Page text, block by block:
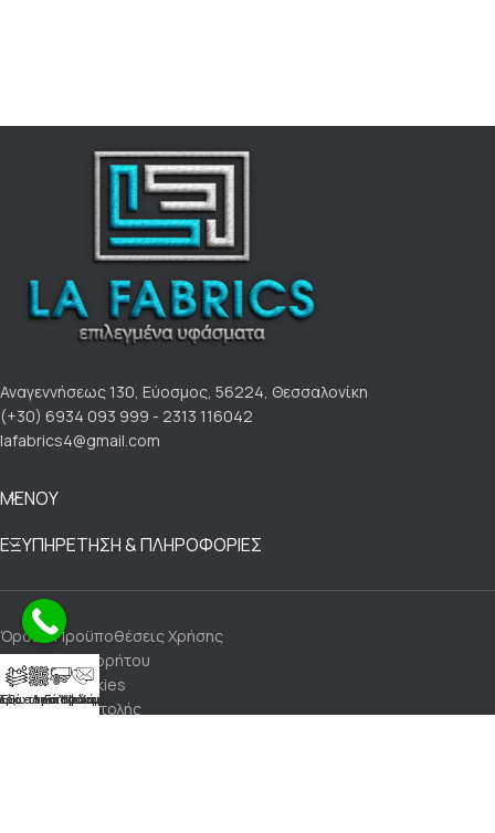
Αναγεννήσεως 130, Εύοσμος, 56224, Θεσσαλονίκη
(+30) 6934 093 999 - 2313 116042
lafabrics4@gmail.com
ΜΕΝΟΥ
ΕΞΥΠΗΡΕΤΗΣΗ & ΠΛΗΡΟΦΟΡΙΕΣ
Όροι & Προϋποθέσεις Χρήσης
Πολιτική Απορρήτου
Πολιτική Cookies
Τρόποι Αποστολής
Υφάσματα
- Λινά Υφάσματα
Εξωτερικού Χώρου
Επικοινωνία